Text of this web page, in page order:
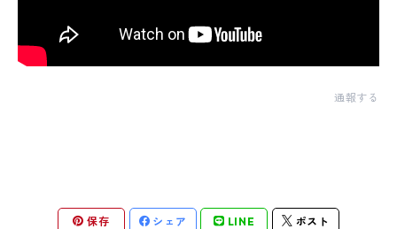
通報する
保存 シェア LINE ポスト